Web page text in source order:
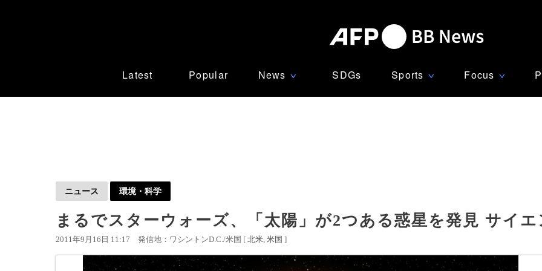
Latest Popular News ∨ SDGs Sports ∨ Focus ∨
ニュース 環境・科学
まるでスターウォーズ、「太陽」が2つある惑星を発見 サイ
2011年9月16日 11:17 発信地：ワシントンD.C./米国 [ 北米 米国 ]